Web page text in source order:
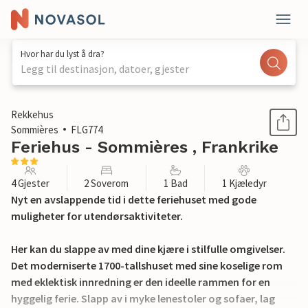
Hvor har du lyst å dra?
Legg til destinasjon, datoer, gjester
1 / 13
Rekkehus
Sommières
FLG774
Feriehus - Sommières , Frankrike
4 Gjester 2 Soverom 1 Bad 1 Kjæledyr
Nyt en avslappende tid i dette feriehuset med gode
muligheter for utendørsaktiviteter.
Her kan du slappe av med dine kjære i stilfulle omgivelser.
Det moderniserte 1700-tallshuset med sine koselige rom
med eklektisk innredning er den ideelle rammen for en
hyggelig ferie. Slapp av i myke lenestoler og sofaer, lag